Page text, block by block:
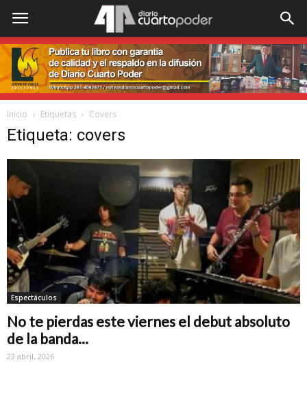
Inicio Etiquetas Covers
Etiqueta: covers
Espectáculos
No te pierdas este viernes el debut absoluto
de la banda...
23 abril, 2026